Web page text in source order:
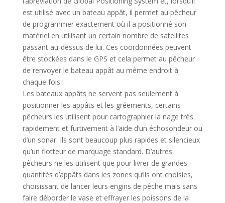
est utilisé avec un bateau appât, il permet au pêcheur
de programmer exactement où il a positionné son
matériel en utilisant un certain nombre de satellites
passant au-dessus de lui. Ces coordonnées peuvent
être stockées dans le GPS et cela permet au pêcheur
de renvoyer le bateau appât au même endroit à
chaque fois !
Les bateaux appâts ne servent pas seulement à
positionner les appâts et les gréements, certains
pêcheurs les utilisent pour cartographier la nage très
rapidement et furtivement à l’aide d’un échosondeur ou
d’un sonar. Ils sont beaucoup plus rapides et silencieux
qu’un flotteur de marquage standard. D’autres
pêcheurs ne les utilisent que pour livrer de grandes
quantités d’appâts dans les zones qu’ils ont choisies,
choisissant de lancer leurs engins de pêche mais sans
faire déborder le vase et effrayer les poissons de la